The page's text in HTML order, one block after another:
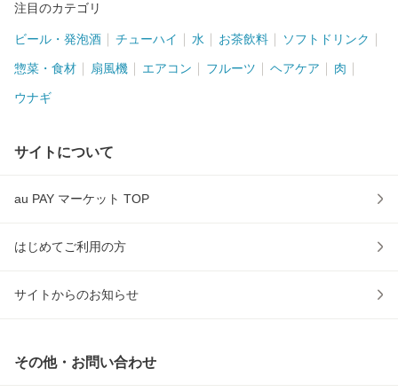
注目のカテゴリ
ビール・発泡酒 チューハイ 水 お茶飲料 ソフトドリンク
惣菜・食材 扇風機 エアコン フルーツ ヘアケア 肉
ウナギ
サイトについて
au PAY マーケット TOP
はじめてご利用の方
サイトからのお知らせ
その他・お問い合わせ